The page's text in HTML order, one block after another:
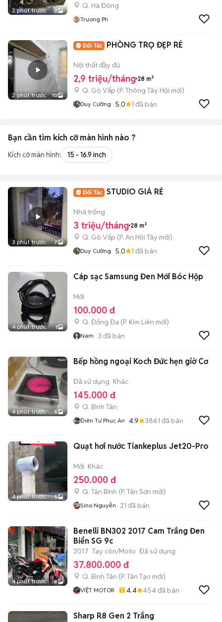
2 phút trước 2
Q. Hà Đông
Truong Ph
2 phút trước 10
PHÒNG TRỌ ĐẸP RẺ
Nội thất đầy đủ
2,9 triệu/tháng 28 m²
Q. Gò Vấp (P. Thông Tây Hội mới)
Duy Cường 5.0 1 đã bán
Bạn cần tìm kích cỡ màn hình nào ?
Kích cỡ màn hình: 15 - 16.9 inch
3 phút trước 7
STUDIO GIÁ RẺ
Nhà trống
3 triệu/tháng 28 m²
Q. Gò Vấp (P. An Hội Tây mới)
Duy Cường 5.0 1 đã bán
4 phút trước 1
Cáp sạc Samsung Đen Mới Bóc Hộp
Mới
100.000 đ
Q. Đống Đa (P. Kim Liên mới)
Nam 3 đã bán
4 phút trước 5
Bếp hồng ngoại Koch Đức hẹn giờ Cơ
Đã sử dụng Khác
145.000 đ
Q. Bình Tân
Điên Tư Phuc An 4.9 3861 đã bán
4 phút trước 5
Quạt hơi nước Tiankeplus Jet20-Pro
Mới Khác
250.000 đ
Q. Tân Bình (P. Tân Sơn mới)
Sino Nguyễn 21 đã bán
4 phút trước 8
Benelli BN302 2017 Cam Trắng Đen
Biển SG 9c
2017 Tay côn/Moto Đã sử dụng
37.800.000 đ
Q. Bình Tân (P. Tân Tạo mới)
VIỆT MOTOR 4.4 454đã bán
Sharp R8 Gen 2 Trắng